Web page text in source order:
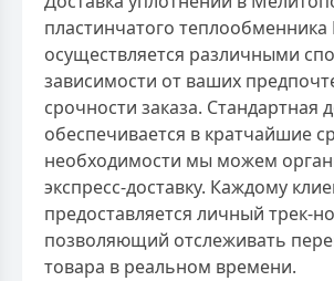
пластинчатого
осуществляется различными
зависимости от ваших
срочности заказа. Стандартная
обеспечивается в кратчайшие
необходимости мы можем
экспресс-доставку. Каждому
предоставляется личный трек-
позволяющий отслеживать
товара в реальном времени.